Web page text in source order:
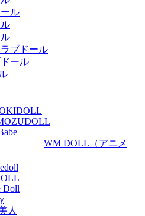
ル
ブドール
ール
WM DOLL（アニメ
Doll
人